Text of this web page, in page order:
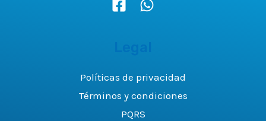
Políticas de privacidad
Términos y condiciones
PQRS